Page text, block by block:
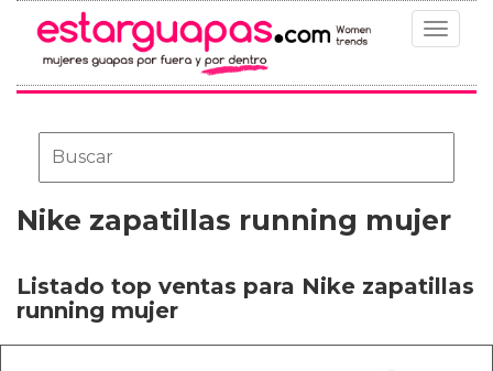
Toggle
Nike zapatillas running mujer
Listado top ventas para Nike zapatillas
running mujer